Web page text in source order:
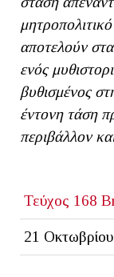
αποτελούν
ενός
βυθισμένος
έντονη τάση
περιβάλλον
Τεύχος 168
21